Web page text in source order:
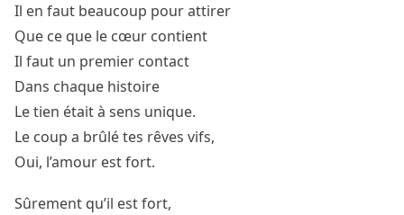
Il en faut beaucoup pour attirer
Que ce que le cœur contient
Il faut un premier contact
Dans chaque histoire
Le tien était à sens unique.
Le coup a brûlé tes rêves vifs,
Oui, l’amour est fort.
Sûrement qu’il est fort,